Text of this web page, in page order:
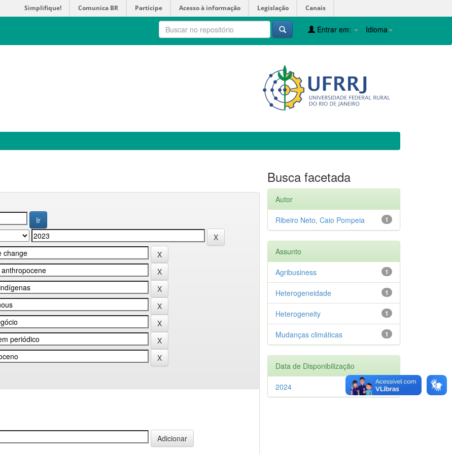
Simplifique! Comunica BR Participe Acesso à informação Legislação Canais
Idioma
Entrar em:
Busca facetada
Autor
1
Ribeiro Neto, Caio Pompeia
Assunto
1
Agribusiness
1
Heterogeneidade
1
Heterogeneity
1
Mudanças climáticas
Data de Disponibilização
1
2024